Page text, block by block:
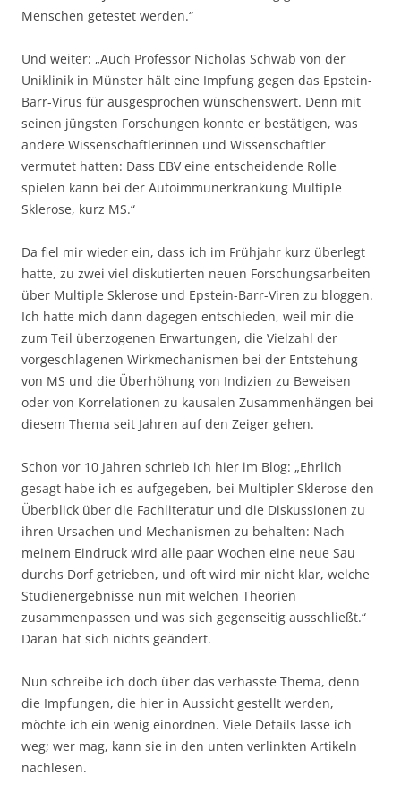
Menschen getestet werden.“
Und weiter: „Auch Professor Nicholas Schwab von der
Uniklinik in Münster hält eine Impfung gegen das Epstein-
Barr-Virus für ausgesprochen wünschenswert. Denn mit
seinen jüngsten Forschungen konnte er bestätigen, was
andere Wissenschaftlerinnen und Wissenschaftler
vermutet hatten: Dass EBV eine entscheidende Rolle
spielen kann bei der Autoimmunerkrankung Multiple
Sklerose, kurz MS.“
Da fiel mir wieder ein, dass ich im Frühjahr kurz überlegt
hatte, zu zwei viel diskutierten neuen Forschungsarbeiten
über Multiple Sklerose und Epstein-Barr-Viren zu bloggen.
Ich hatte mich dann dagegen entschieden, weil mir die
zum Teil überzogenen Erwartungen, die Vielzahl der
vorgeschlagenen Wirkmechanismen bei der Entstehung
von MS und die Überhöhung von Indizien zu Beweisen
oder von Korrelationen zu kausalen Zusammenhängen bei
diesem Thema seit Jahren auf den Zeiger gehen.
Schon vor 10 Jahren schrieb ich hier im Blog: „Ehrlich
gesagt habe ich es aufgegeben, bei Multipler Sklerose den
Überblick über die Fachliteratur und die Diskussionen zu
ihren Ursachen und Mechanismen zu behalten: Nach
meinem Eindruck wird alle paar Wochen eine neue Sau
durchs Dorf getrieben, und oft wird mir nicht klar, welche
Studienergebnisse nun mit welchen Theorien
zusammenpassen und was sich gegenseitig ausschließt.“
Daran hat sich nichts geändert.
Nun schreibe ich doch über das verhasste Thema, denn
die Impfungen, die hier in Aussicht gestellt werden,
möchte ich ein wenig einordnen. Viele Details lasse ich
weg; wer mag, kann sie in den unten verlinkten Artikeln
nachlesen.